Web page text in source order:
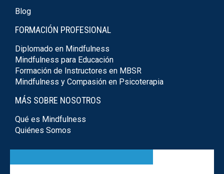
Blog
FORMACIÓN PROFESIONAL
Diplomado en Mindfulness
Mindfulness para Educación
Formación de Instructores en MBSR
Mindfulness y Compasión en Psicoterapia
MÁS SOBRE NOSOTROS
Qué es Mindfulness
Quiénes Somos